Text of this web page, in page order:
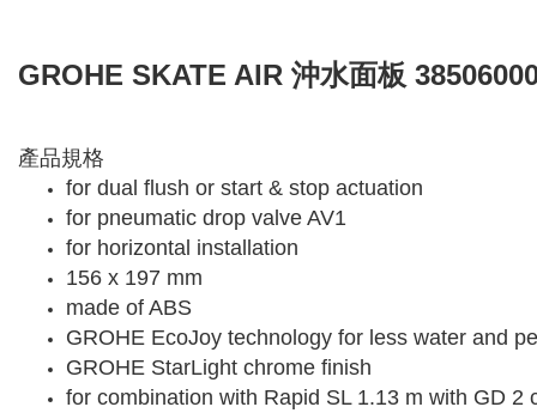
GROHE SKATE AIR 沖水面板
產品規格
for dual flush or start & stop actuation
for pneumatic drop valve AV1
for horizontal installation
156 x 197 mm
made of ABS
GROHE EcoJoy technology for less water and
GROHE StarLight chrome finish
for combination with Rapid SL 1.13 m with GD 2